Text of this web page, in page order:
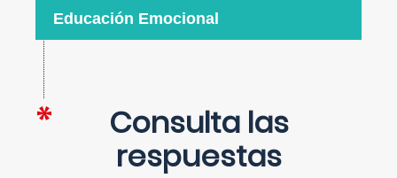
Educación Emocional
Consulta las
respuestas